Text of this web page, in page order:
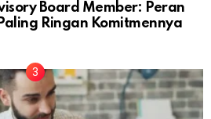
Board Member: Peran
Ringan Komitmennya